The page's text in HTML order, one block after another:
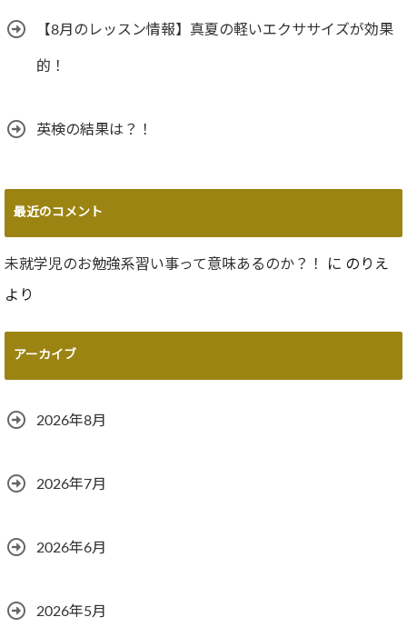
【8月のレッスン情報】真夏の軽いエクササイズが効果
的！
英検の結果は？！
最近のコメント
未就学児のお勉強系習い事って意味あるのか？！ に のりえ
より
アーカイブ
2026年8月
2026年7月
2026年6月
2026年5月